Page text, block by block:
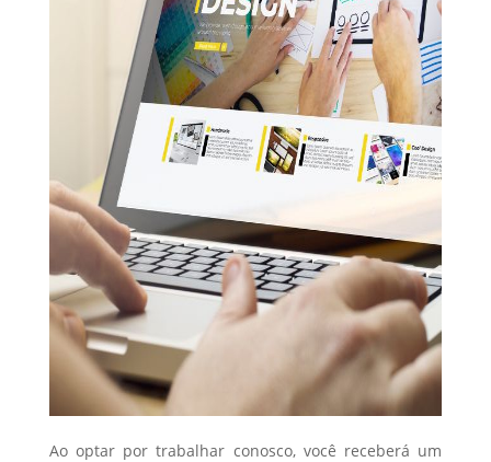
Ao optar por trabalhar conosco, você receberá um